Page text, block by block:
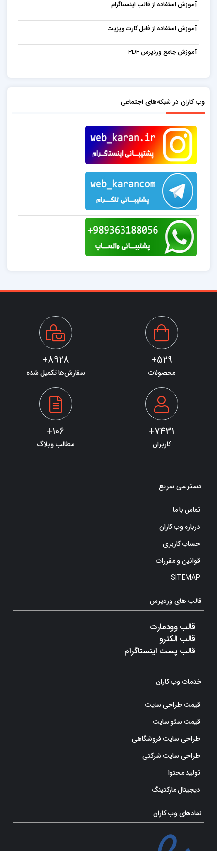
آموزش استفاده از قالب اینستاگرام
آموزش استفاده از فایل کارت ویزیت
آموزش جامع وردپرس PDF
وب کاران در شبکه‌های اجتماعی
529+
محصولات
8928+
سفارش‌ها تکمیل شده
7431+
کاربران
106+
مطالب وبلاگ
دسترسی سریع
تماس با ما
درباره وب کاران
حساب کاربری
قوانین و مقررات
SITEMAP
قالب های وردپرس
قالب وودمارت
قالب الکترو
قالب پست اینستاگرام
خدمات وب کاران
قیمت طراحی سایت
قیمت سئو سایت
طراحی سایت فروشگاهی
طراحی سایت شرکتی
تولید محتوا
دیجیتال مارکتینگ
نمادهای وب کاران